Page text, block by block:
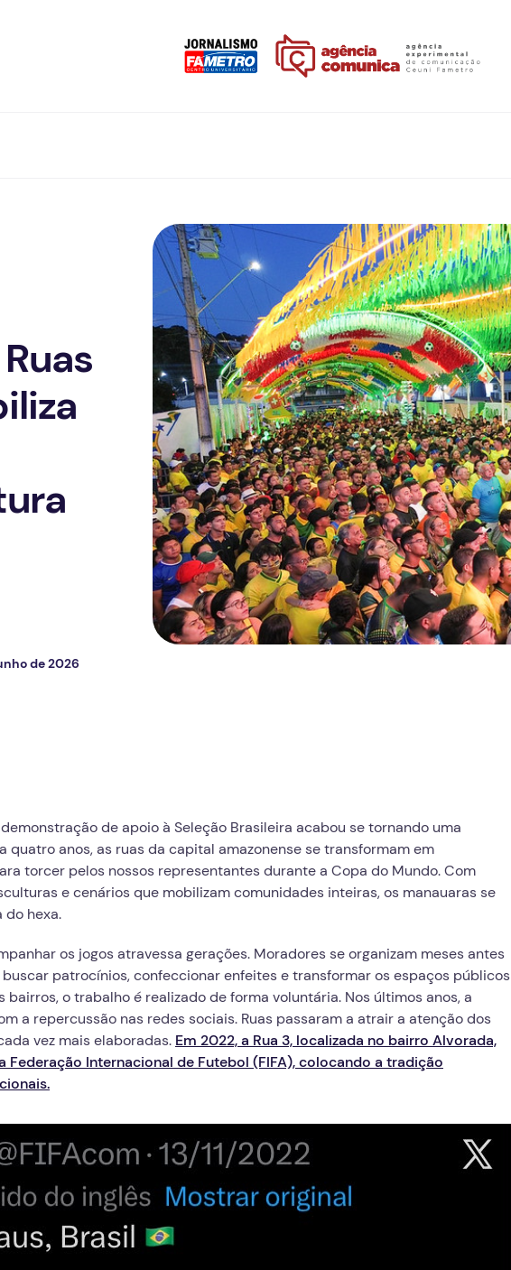
de 2026
de apoio à Seleção Brasileira acabou se tornando uma
quatro anos, as ruas da capital amazonense se transformam em
torcer pelos nossos representantes durante a Copa do Mundo. Com
e cenários que mobilizam comunidades inteiras, os manauaras se
hexa.
os jogos atravessa gerações. Moradores se organizam meses antes
patrocínios, confeccionar enfeites e transformar os espaços públicos
o trabalho é realizado de forma voluntária. Nos últimos anos, a
a repercussão nas redes sociais. Ruas passaram a atrair a atenção dos
vez mais elaboradas. Em 2022, a Rua 3, localizada no bairro Alvorada,
Internacional de Futebol (FIFA), colocando a tradição